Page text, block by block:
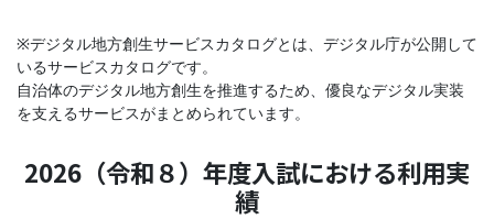
※デジタル地方創生サービスカタログとは、デジタル庁が公開して
いるサービスカタログです。
自治体のデジタル地方創生を推進するため、優良なデジタル実装
を支えるサービスがまとめられています。
2026（令和８）年度入試における利用実
績